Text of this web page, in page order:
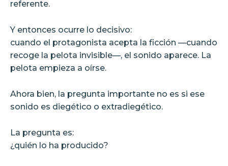
referente.
Y entonces ocurre lo decisivo:
cuando el protagonista acepta la ficción —cuando
recoge la pelota invisible—, el sonido aparece. La
pelota empieza a oírse.
Ahora bien, la pregunta importante no es si ese
sonido es diegético o extradiegético.
La pregunta es:
¿quién lo ha producido?